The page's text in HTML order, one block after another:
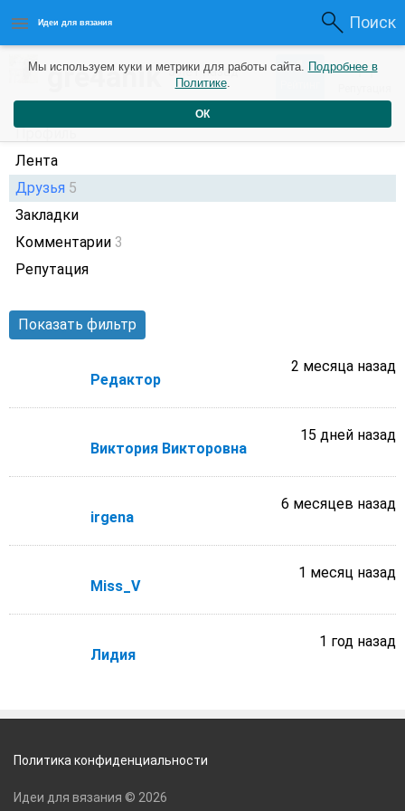
Идеи для вязания Поиск
gre4anik5 лет назад 1 +1
Профиль
Лента
Друзья 5
Закладки
Комментарии 3
Репутация
Показать фильтр
Редактор
2 месяца назад
Виктория Викторовна
15 дней назад
irgena
6 месяцев назад
Miss_V
1 месяц назад
Лидия
1 год назад
Мы используем куки и метрики для работы сайта. Подробнее в
Политике.
ОК
Политика конфиденциальности
Идеи для вязания © 2026